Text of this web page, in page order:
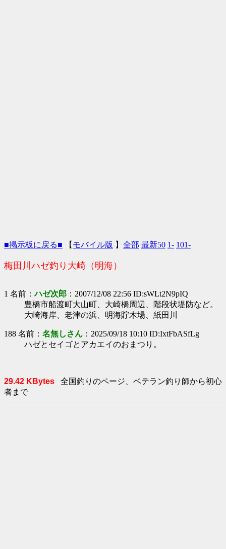
■掲示板に戻る■ 【 モバイル版 】 全部 最新50 1- 101-
梅田川ハゼ釣り大崎（明海）
1 名前：ハゼ次郎 ：2007/12/08 22:56 ID:sWLt2N9pIQ
豊橋市船渡町大山町、大崎橋周辺、階段状堤防など。
大崎海岸、老津の浜、明海貯木場、紙田川
188 名前： 名無しさん ：2025/09/18 10:10 ID:IxtFbASfLg
ハゼとセイゴとアカエイのおまつり。
29.42 KBytes
全国釣りのページ、ベテラン釣り師から初心
者まで